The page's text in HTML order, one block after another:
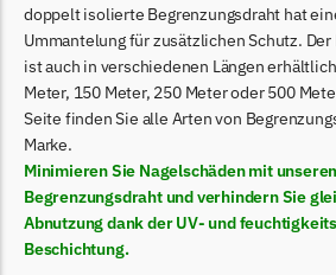
Begrenzungsdraht
Bosch Indego
Bosch Indego Messer
Begrenzungsdraht
Central Park
Central Park Messer
Begrenzungsdraht
doppelt isolierte Begrenzungsdraht hat
Ummantelung für zusätzlichen Schutz.
ist auch in verschiedenen Längen
Meter, 150 Meter, 250 Meter oder 500
Seite finden Sie alle Arten von
Marke.
Minimieren Sie Nagelschäden mit
Begrenzungsdraht und verhindern Sie
Abnutzung dank der UV- und
Beschichtung.